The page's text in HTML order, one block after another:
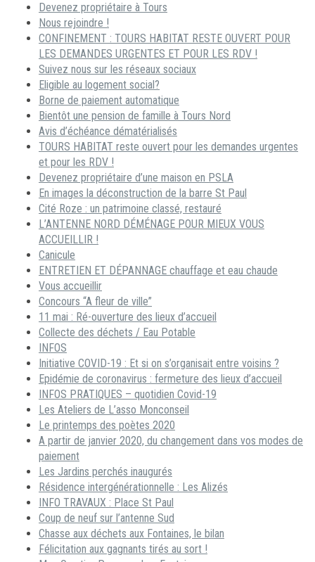
Devenez propriétaire à Tours
Nous rejoindre !
CONFINEMENT : TOURS HABITAT RESTE OUVERT POUR
LES DEMANDES URGENTES ET POUR LES RDV !
Suivez nous sur les réseaux sociaux
Eligible au logement social?
Borne de paiement automatique
Bientôt une pension de famille à Tours Nord
Avis d’échéance dématérialisés
TOURS HABITAT reste ouvert pour les demandes urgentes
et pour les RDV !
Devenez propriétaire d’une maison en PSLA
En images la déconstruction de la barre St Paul
Cité Roze : un patrimoine classé, restauré
L’ANTENNE NORD DÉMÉNAGE POUR MIEUX VOUS
ACCUEILLIR !
Canicule
ENTRETIEN ET DÉPANNAGE chauffage et eau chaude
Vous accueillir
Concours “A fleur de ville”
11 mai : Ré-ouverture des lieux d’accueil
Collecte des déchets / Eau Potable
INFOS
Initiative COVID-19 : Et si on s’organisait entre voisins ?
Epidémie de coronavirus : fermeture des lieux d’accueil
INFOS PRATIQUES – quotidien Covid-19
Les Ateliers de L’asso Monconseil
Le printemps des poètes 2020
A partir de janvier 2020, du changement dans vos modes de
paiement
Les Jardins perchés inaugurés
Résidence intergénérationnelle : Les Alizés
INFO TRAVAUX : Place St Paul
Coup de neuf sur l’antenne Sud
Chasse aux déchets aux Fontaines, le bilan
Félicitation aux gagnants tirés au sort !